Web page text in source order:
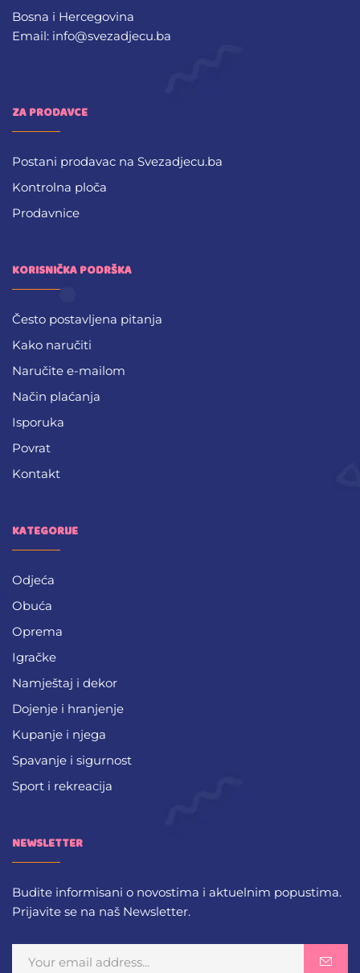
Bosna i Hercegovina
Email: info@svezadjecu.ba
ZA PRODAVCE
Postani prodavac na Svezadjecu.ba
Kontrolna ploča
Prodavnice
KORISNIČKA PODRŠKA
Često postavljena pitanja
Kako naručiti
Naručite e-mailom
Način plaćanja
Isporuka
Povrat
Kontakt
KATEGORIJE
Odjeća
Obuća
Oprema
Igračke
Namještaj i dekor
Dojenje i hranjenje
Kupanje i njega
Spavanje i sigurnost
Sport i rekreacija
NEWSLETTER
Budite informisani o novostima i aktuelnim popustima.
Prijavite se na naš Newsletter.